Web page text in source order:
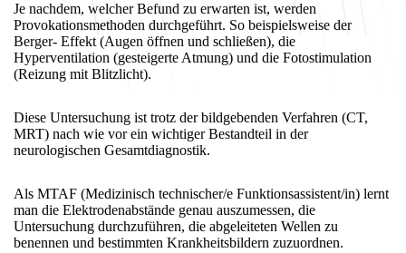
Je nachdem, welcher Befund zu erwarten ist, werden
Provokationsmethoden durchgeführt. So beispielsweise der
Berger- Effekt (Augen öffnen und schließen), die
Hyperventilation (gesteigerte Atmung) und die Fotostimulation
(Reizung mit Blitzlicht).
Diese Untersuchung ist trotz der bildgebenden Verfahren (CT,
MRT) nach wie vor ein wichtiger Bestandteil in der
neurologischen Gesamtdiagnostik.
Als MTAF (Medizinisch technischer/e Funktionsassistent/in) lernt
man die Elektrodenabstände genau auszumessen, die
Untersuchung durchzuführen, die abgeleiteten Wellen zu
benennen und bestimmten Krankheitsbildern zuzuordnen.